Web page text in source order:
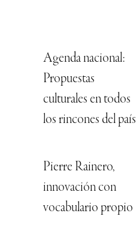
Agenda nacional:
Propuestas
culturales en todos
los rincones del país
Pierre Rainero,
innovación con
vocabulario propio